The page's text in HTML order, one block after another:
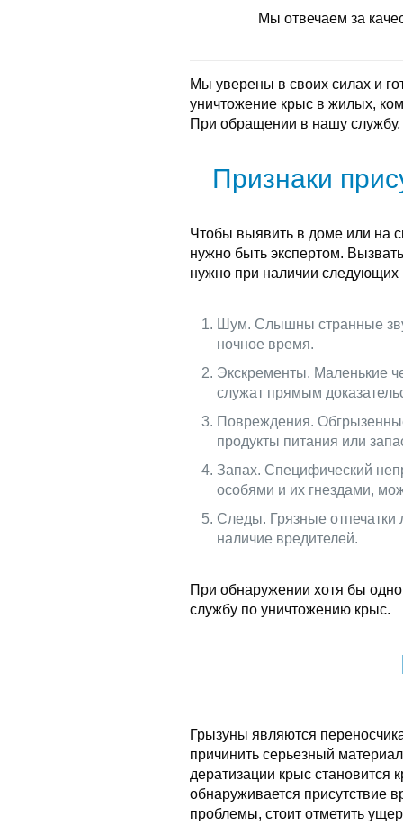
Мы отвечаем за
Мы уверены в своих силах и
уничтожение крыс в жилых,
При обращении в нашу
Признаки
Чтобы выявить в доме или на
нужно быть экспертом.
нужно при наличии следующих
Шум. Слышны странные
ночное время.
Экскременты. Маленькие
служат прямым
Повреждения.
продукты питания или
Запах. Специфический
особями и их гнездами,
Следы. Грязные
наличие вредителей.
При обнаружении хотя бы
службу по уничтожению крыс.
Грызуны являются
причинить серьезный
дератизации крыс становится
обнаруживается присутствие
проблемы, стоит отметить